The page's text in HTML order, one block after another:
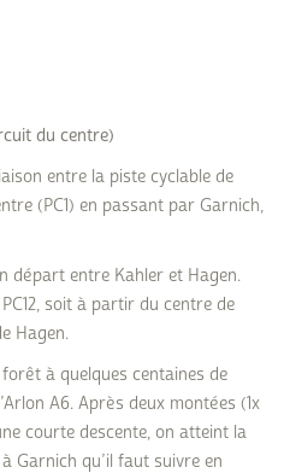
du centre)
entre la piste cyclable de
(PC1) en passant par Garnich,
départ entre Kahler et Hagen.
soit à partir du centre de
Hagen.
à quelques centaines de
A6. Après deux montées (1x
courte descente, on atteint la
Garnich qu’il faut suivre en